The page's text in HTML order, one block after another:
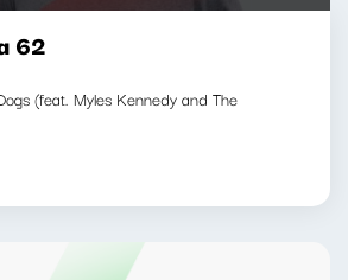
62
(feat. Myles Kennedy and The